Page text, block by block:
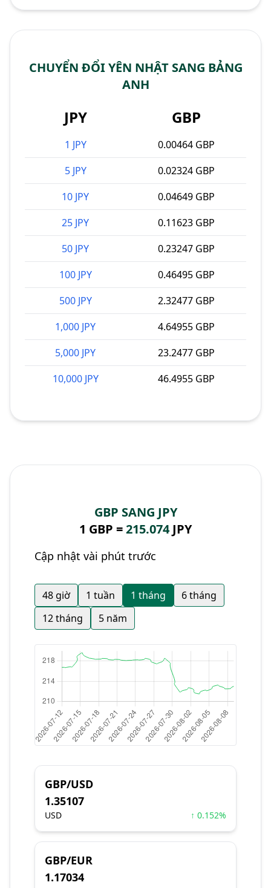
CHUYỂN ĐỔI YÊN NHẬT SANG BẢNG
ANH
JPY GBP
1 JPY
0.00464 GBP
5 JPY
0.02324 GBP
10 JPY
0.04649 GBP
25 JPY
0.11623 GBP
50 JPY
0.23247 GBP
100 JPY
0.46495 GBP
500 JPY
2.32477 GBP
1,000 JPY
4.64955 GBP
5,000 JPY
23.2477 GBP
10,000 JPY
46.4955 GBP
GBP SANG JPY
1 GBP =215.074JPY
Cập nhật vài phút trước
48 giờ 1 tuần 1 tháng
6 tháng
12 tháng
5 năm
GBP/USD
1.35107
USD ↑ 0.152%
GBP/EUR
1.17034